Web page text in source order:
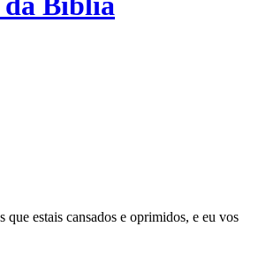
que estais cansados e oprimidos, e eu vos